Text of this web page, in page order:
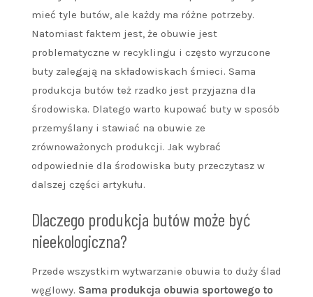
mieć tyle butów, ale każdy ma różne potrzeby.
Natomiast faktem jest, że obuwie jest
problematyczne w recyklingu i często wyrzucone
buty zalegają na składowiskach śmieci. Sama
produkcja butów też rzadko jest przyjazna dla
środowiska. Dlatego warto kupować buty w sposób
przemyślany i stawiać na obuwie ze
zrównoważonych produkcji. Jak wybrać
odpowiednie dla środowiska buty przeczytasz w
dalszej części artykułu.
Dlaczego produkcja butów może być
nieekologiczna?
Przede wszystkim wytwarzanie obuwia to duży ślad
węglowy. Sama produkcja obuwia sportowego to